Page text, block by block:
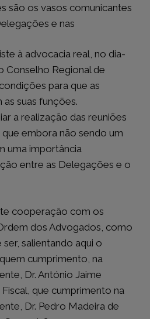
são os vasos comunicantes
e nas
à advocacia real, no dia-
Conselho Regional de
para que as
suas funções.
a realização das reuniões
embora não sendo um
uma importância
entre as Delegações e o
cooperação com os
dos Advogados, como
salientando aqui o
cumprimento, na
Dr. António Jaime
que cumprimento na
Dr. Pedro Madeira de